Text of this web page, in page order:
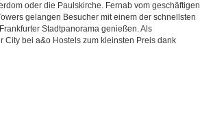
oder die Paulskirche. Fernab vom geschäftigen
gelangen Besucher mit einem der schnellsten
Stadtpanorama genießen. Als
City bei a&o Hostels zum kleinsten Preis dank